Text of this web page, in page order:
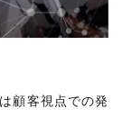
顧客視点での発